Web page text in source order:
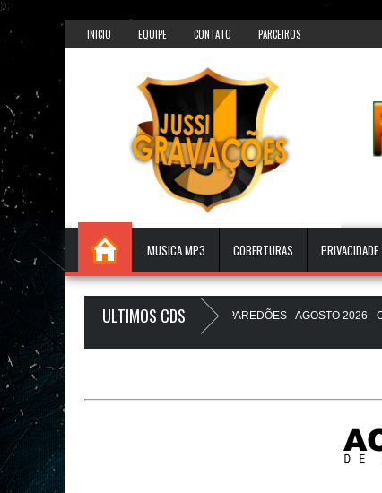
});
INICIO EQUIPE CONTATO PARCEIROS
MUSICA MP3 COBERTURAS PRIVACIDADE
ULTIMOS CDS
PAREDÃO 17.0 - A PLAYLIST DOS PAREDÕES - AGOSTO 2026 - O
A Favela Ta Gostosa 5.0 - LANÇAMENTO -